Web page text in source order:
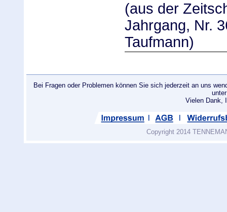
(aus der
Jahrgang, Nr.
Taufmann)
Bei Fragen oder Problemen können Sie sich jederzeit an uns
Vielen Dank,
Copyright 2014